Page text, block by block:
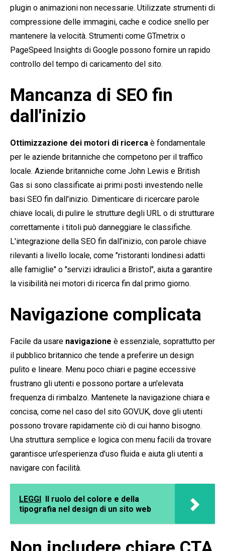
plugin o animazioni non necessarie. Utilizzate strumenti di
compressione delle immagini, cache e codice snello per
mantenere la velocità. Strumenti come GTmetrix o
PageSpeed Insights di Google possono fornire un rapido
controllo del tempo di caricamento del sito.
Mancanza di SEO fin
dall'inizio
Ottimizzazione dei motori di ricerca è fondamentale
per le aziende britanniche che competono per il traffico
locale. Aziende britanniche come John Lewis e British
Gas si sono classificate ai primi posti investendo nelle
basi SEO fin dall'inizio. Dimenticare di ricercare parole
chiave locali, di pulire le strutture degli URL o di strutturare
correttamente i titoli può danneggiare le classifiche.
L'integrazione della SEO fin dall'inizio, con parole chiave
rilevanti a livello locale, come "ristoranti londinesi adatti
alle famiglie" o "servizi idraulici a Bristol", aiuta a garantire
la visibilità nei motori di ricerca fin dal primo giorno.
Navigazione complicata
Facile da usare navigazione è essenziale, soprattutto per
il pubblico britannico che tende a preferire un design
pulito e lineare. Menu poco chiari e pagine eccessive
frustrano gli utenti e possono portare a un'elevata
frequenza di rimbalzo. Mantenete la navigazione chiara e
concisa, come nel caso del sito GOV.UK, dove gli utenti
possono trovare rapidamente ciò di cui hanno bisogno.
Una struttura semplice e logica con menu facili da trovare
garantisce un'esperienza d'uso fluida e aiuta gli utenti a
navigare con facilità.
LEGGI Il ruolo del colore e della
tipografia nel design di un sito web